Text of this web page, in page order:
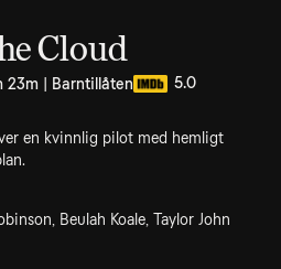
Cloud
23m | Barntillåten 5.0
en kvinnlig pilot med hemligt
Beulah Koale, Taylor John